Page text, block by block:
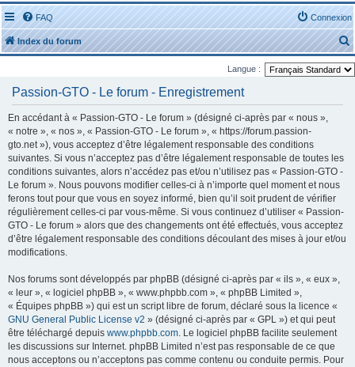
FAQ Connexion
Index du forum
e
c
Langue :
Passion-GTO - Le forum - Enregistrement
En accédant à « Passion-GTO - Le forum » (désigné ci-après par « nous »,
« notre », « nos », « Passion-GTO - Le forum », « https://forum.passion-
gto.net »), vous acceptez d’être légalement responsable des conditions
suivantes. Si vous n’acceptez pas d’être légalement responsable de toutes les
conditions suivantes, alors n’accédez pas et/ou n’utilisez pas « Passion-GTO -
Le forum ». Nous pouvons modifier celles-ci à n’importe quel moment et nous
ferons tout pour que vous en soyez informé, bien qu’il soit prudent de vérifier
régulièrement celles-ci par vous-même. Si vous continuez d’utiliser « Passion-
GTO - Le forum » alors que des changements ont été effectués, vous acceptez
d’être légalement responsable des conditions découlant des mises à jour et/ou
modifications.
Nos forums sont développés par phpBB (désigné ci-après par « ils », « eux »,
« leur », « logiciel phpBB », « www.phpbb.com », « phpBB Limited »,
« Équipes phpBB ») qui est un script libre de forum, déclaré sous la licence «
GNU General Public License v2 » (désigné ci-après par « GPL ») et qui peut
être téléchargé depuis www.phpbb.com. Le logiciel phpBB facilite seulement
les discussions sur Internet. phpBB Limited n’est pas responsable de ce que
nous acceptons ou n’acceptons pas comme contenu ou conduite permis. Pour